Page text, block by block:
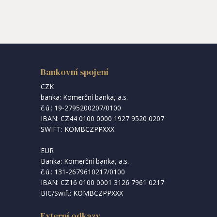
Bankovní spojení
CZK
banka: Komerční banka, a.s.
č.ú.: 19-2795200207/0100
IBAN: CZ44 0100 0000 1927 9520 0207
SWIFT: KOMBCZPPXXX
EUR
Banka: Komerční banka, a.s.
č.ú.: 131-2679610217/0100
IBAN: CZ16 0100 0001 3126 7961 0217
BIC/Swift: KOMBCZPPXXX